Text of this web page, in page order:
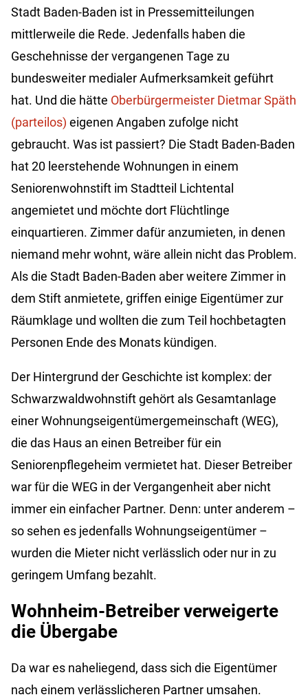
Stadt Baden-Baden ist in Pressemitteilungen
mittlerweile die Rede. Jedenfalls haben die
Geschehnisse der vergangenen Tage zu
bundesweiter medialer Aufmerksamkeit geführt
hat. Und die hätte Oberbürgermeister Dietmar Späth
(parteilos) eigenen Angaben zufolge nicht
gebraucht. Was ist passiert? Die Stadt Baden-Baden
hat 20 leerstehende Wohnungen in einem
Seniorenwohnstift im Stadtteil Lichtental
angemietet und möchte dort Flüchtlinge
einquartieren. Zimmer dafür anzumieten, in denen
niemand mehr wohnt, wäre allein nicht das Problem.
Als die Stadt Baden-Baden aber weitere Zimmer in
dem Stift anmietete, griffen einige Eigentümer zur
Räumklage und wollten die zum Teil hochbetagten
Personen Ende des Monats kündigen.
Der Hintergrund der Geschichte ist komplex: der
Schwarzwaldwohnstift gehört als Gesamtanlage
einer Wohnungseigentümergemeinschaft (WEG),
die das Haus an einen Betreiber für ein
Seniorenpflegeheim vermietet hat. Dieser Betreiber
war für die WEG in der Vergangenheit aber nicht
immer ein einfacher Partner. Denn: unter anderem –
so sehen es jedenfalls Wohnungseigentümer –
wurden die Mieter nicht verlässlich oder nur in zu
geringem Umfang bezahlt.
Wohnheim-Betreiber verweigerte
die Übergabe
Da war es naheliegend, dass sich die Eigentümer
nach einem verlässlicheren Partner umsahen.